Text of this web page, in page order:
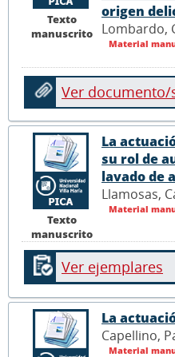
Texto
manuscrito
origen
Lombardo,
Material
Ver documento/
Texto
manuscrito
La
su rol de
lavado de
Llamosas,
Material
Ver ejemplares
La
Capellino,
Material